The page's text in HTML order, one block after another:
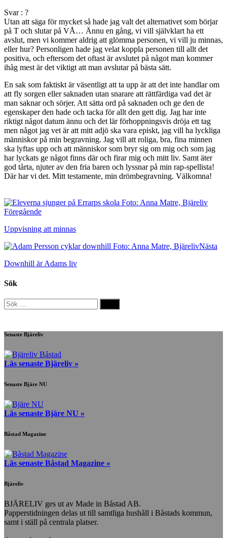
Svar : ?
Utan att säga för mycket så hade jag valt det alternativet som börjar
på T och slutar på VÅ… Ännu en gång, vi vill självklart ha ett
avslut, men vi kommer aldrig att glömma personen, vi vill ju minnas,
eller hur? Personligen hade jag velat koppla personen till allt det
positiva, och eftersom det oftast är avslutet på något man kommer
ihåg mest är det viktigt att man avslutar på bästa sätt.
En sak som faktiskt är väsentligt att ta upp är att det inte handlar om
att fly sorgen eller saknaden utan snarare att rättfärdiga vad det är
man saknar och sörjer. Att sätta ord på saknaden och ge den de
egenskaper den hade och tacka för allt den gett dig. Jag har inte
riktigt något datum ännu och det lär förhoppningsvis dröja ett tag
men något jag vet är att mitt adjö ska vara episkt, jag vill ha lyckliga
människor på min begravning. Jag vill att roliga, bra, fina minnen
ska lyftas upp och att människor som bryr sig om mig och som jag
har lyckats ge något finns där och firar mig och mitt liv. Samt äter
god tårta, njuter av den fria baren och lyssnar på min rap-spellista!
Där har vi det. Mitt testamente, min drömbegravning. Välkomna!
Föregående
Uppvisning att minnas
Nästa
Downhill är Adams liv
Sök
Sök
efter:
Senaste Bjäreliv
Läs senaste Bjäreliv »
Senaste Bjäre NU
Läs senaste Bjäre NU »
Båstad Magazine
Läs senaste Båstad Magazine »
Bjäreliv
BJÄRELIV ges ut av Made in Båstad AB.
Papperstidningen delas ut till samtliga hushåll i Båstads kommun,
samt i ställ på centrala platser.